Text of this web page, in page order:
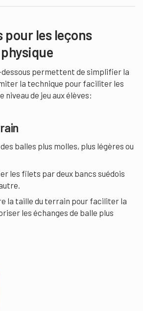
les leçons
permettent de simplifier la
la technique pour faciliter les
de jeu aux élèves:
balles plus molles, plus légères ou
les filets par deux bancs suédois
la taille du terrain pour faciliter la
les échanges de balle plus